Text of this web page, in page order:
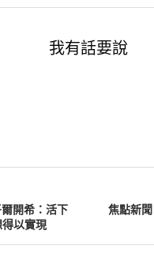
我有話要說
開希：活下
以實現
焦點新